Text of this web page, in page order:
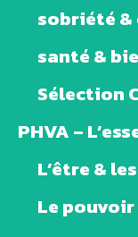
sobriété
santé &
Sélection
PHVA –
L’être &
Le